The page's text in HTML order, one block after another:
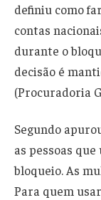
definiu como
contas
durante o
decisão é
(Procuradoria
Segundo
as pessoas
bloqueio. As
Para quem